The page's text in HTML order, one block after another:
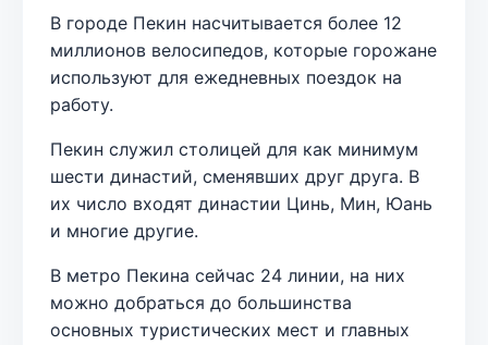
В городе Пекин насчитывается более 12
миллионов велосипедов, которые горожане
используют для ежедневных поездок на
работу.
Пекин служил столицей для как минимум
шести династий, сменявших друг друга. В
их число входят династии Цинь, Мин, Юань
и многие другие.
В метро Пекина сейчас 24 линии, на них
можно добраться до большинства
основных туристических мест и главных